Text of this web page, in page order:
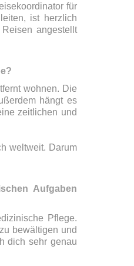
für
ist herzlich
angestellt
wohnen. Die
hängt es
zeitlichen und
weltweit. Darum
Aufgaben
Pflege.
bewältigen und
dich sehr genau